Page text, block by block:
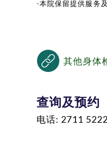
-本院保留提供服务
其他身体
查询及预约
电话: 2711 5222